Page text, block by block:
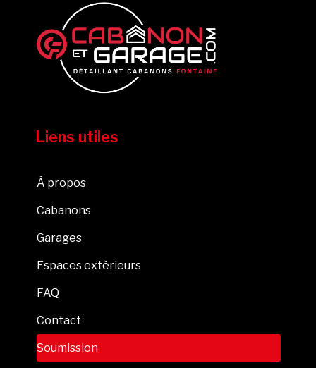
Liens utiles
À propos
Cabanons
Garages
Espaces extérieurs
FAQ
Contact
Soumission